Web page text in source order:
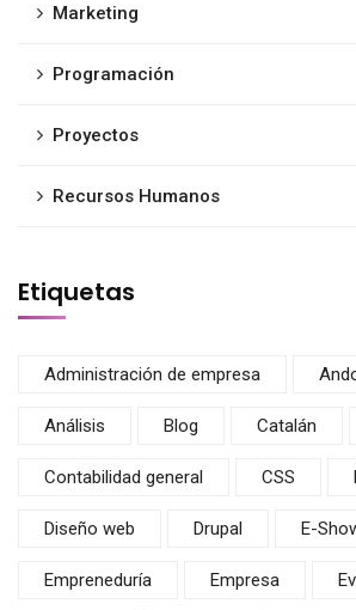
Marketing
Programación
Proyectos
Recursos Humanos
Etiquetas
Administración de empresa
Análisis Blog Catalán
Contabilidad general CSS
Diseño web Drupal E-
Empreneduría Empresa